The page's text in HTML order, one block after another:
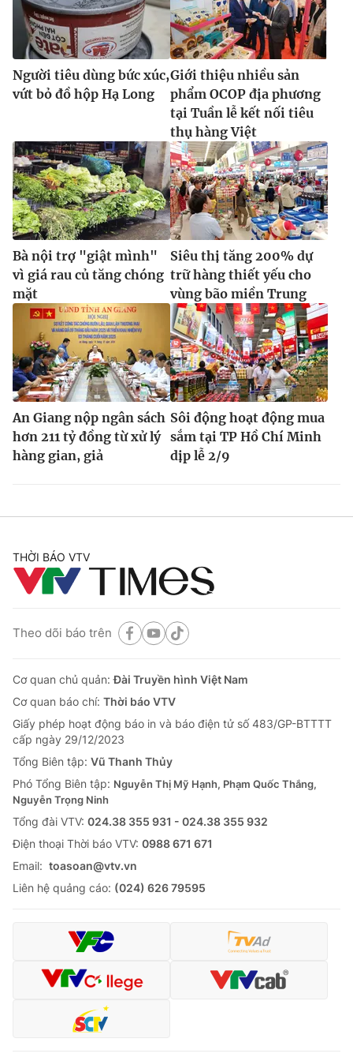
Người tiêu dùng bức xúc,
vứt bỏ đồ hộp Hạ Long
Giới thiệu nhiều sản
phẩm OCOP địa phương
tại Tuần lễ kết nối tiêu
thụ hàng Việt
Bà nội trợ "giật mình"
vì giá rau củ tăng chóng
mặt
Siêu thị tăng 200% dự
trữ hàng thiết yếu cho
vùng bão miền Trung
An Giang nộp ngân sách
hơn 211 tỷ đồng từ xử lý
hàng gian, giả
Sôi động hoạt động mua
sắm tại TP Hồ Chí Minh
dịp lễ 2/9
THỜI BÁO VTV
Theo dõi báo trên
Cơ quan chủ quản:Đài Truyền hình Việt Nam
Cơ quan báo chí: Thời báo VTV
Giấy phép hoạt động báo in và báo điện tử số 483/GP-BTTTT
cấp ngày 29/12/2023
Tổng Biên tập: Vũ Thanh Thủy
Phó Tổng Biên tập: Nguyễn Thị Mỹ Hạnh, Phạm Quốc Thắng,
Nguyễn Trọng Ninh
Tổng đài VTV: 024.38 355 931 - 024.38 355 932
Ðiện thoại Thời báo VTV: 0988 671 671
Email: toasoan@vtv.vn
Liên hệ quảng cáo: (024) 626 79595